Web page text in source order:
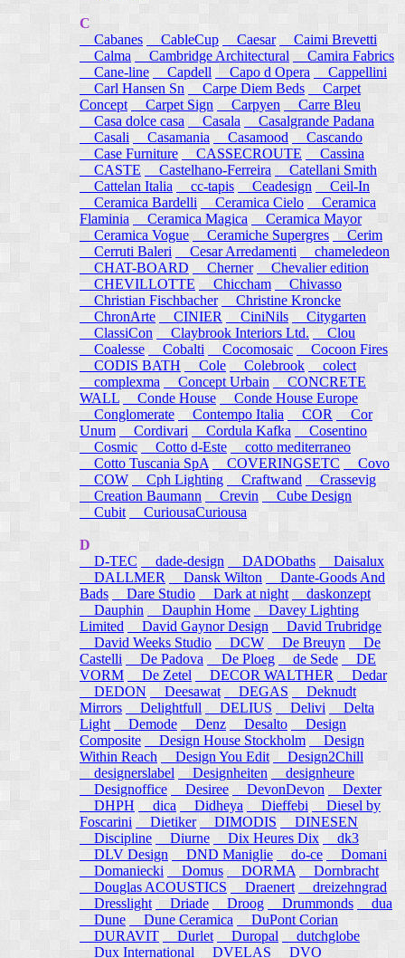
C
Cabanes
CableCup Caesar
Caimi Brevetti
Calma
Cambridge Architectural
Camira Fabrics
Cane-line
Capdell Capo d Opera
Cappellini
Carl Hansen Sn
Carpe Diem Beds
Carpet
Concept
Carpet Sign Carpyen
Carre Bleu
Casa dolce casa
Casala
Casalgrande Padana
Casali
Casamania Casamood
Cascando
Case Furniture
CASSECROUTE
Cassina
CASTE
Castelhano-Ferreira
Catellani Smith
Cattelan Italia
cc-tapis Ceadesign
Ceil-In
Ceramica Bardelli
Ceramica Cielo
Ceramica
Flaminia
Ceramica Magica
Ceramica Mayor
Ceramica Vogue
Ceramiche Supergres Cerim
Cerruti Baleri
Cesar Arredamenti
chameledeon
CHAT-BOARD
Cherner
Chevalier edition
CHEVILLOTTE
Chiccham
Chivasso
Christian Fischbacher
Christine Kroncke
ChronArte
CINIER CiniNils
Citygarten
ClassiCon
Claybrook Interiors Ltd.
Clou
Coalesse
Cobalti Cocomosaic
Cocoon Fires
CODIS BATH
Cole Colebrook
colect
complexma
Concept Urbain
CONCRETE
WALL
Conde House
Conde House Europe
Conglomerate
Contempo Italia COR
Cor
Unum
Cordivari Cordula Kafka
Cosentino
Cosmic
Cotto d-Este
cotto mediterraneo
Cotto Tuscania SpA
COVERINGSETC
Covo
COW
Cph Lighting Craftwand
Crassevig
Creation Baumann
Crevin
Cube Design
Cubit
CuriousaCuriousa
D
D-TEC
dade-design DADObaths
Daisalux
DALLMER
Dansk Wilton
Dante-Goods And
Bads
Dare Studio Dark at night
daskonzept
Dauphin
Dauphin Home
Davey Lighting
Limited
David Gaynor Design
David Trubridge
David Weeks Studio
DCW De Breuyn
De
Castelli
De Padova De Ploeg de Sede
DE
VORM
De Zetel DECOR WALTHER
Dedar
DEDON
Deesawat DEGAS
Deknudt
Mirrors
Delightfull DELIUS Delivi
Delta
Light
Demode Denz Desalto
Design
Composite
Design House Stockholm
Design
Within Reach
Design You Edit
Design2Chill
designerslabel
Designheiten
designheure
Designoffice
Desiree DevonDevon
Dexter
DHPH
dica Didheya Dieffebi
Diesel by
Foscarini
Dietiker DIMODIS
DINESEN
Discipline
Diurne Dix Heures Dix
dk3
DLV Design
DND Maniglie do-ce
Domani
Domaniecki
Domus DORMA
Dornbracht
Douglas ACOUSTICS
Draenert
dreizehngrad
Dresslight Driade Droog Drummonds
dua
Dune
Dune Ceramica
DuPont Corian
DURAVIT
Durlet Duropal
dutchglobe
Dux International
DVELAS
DVO